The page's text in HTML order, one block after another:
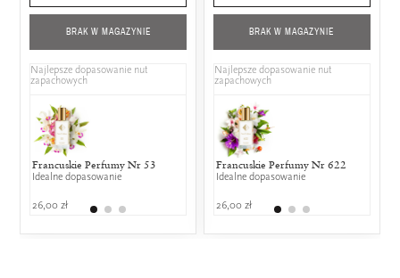
BRAK W MAGAZYNIE
Najlepsze dopasowanie nut
zapachowych
Francuskie Perfumy Nr 53
Idealne dopasowanie
26,00 zł
Gucci - Envy Me
25% wspólnych nut zapachowych
999,00 zł
Chanel -
BRAK W MAGAZYNIE
Najlepsze dopasowanie nut
zapachowych
Francuskie Perfumy Nr 622
Idealne dopasowanie
26,00 zł